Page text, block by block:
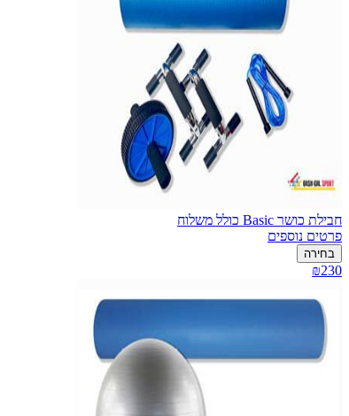
חבילת כושר Basic כולל משלוח
פרטים נוספים
בחירה
₪230